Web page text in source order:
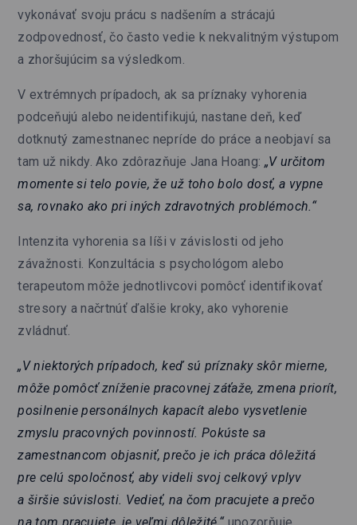
vykonávať svoju prácu s nadšením a strácajú
zodpovednosť, čo často vedie k nekvalitným výstupom
a zhoršujúcim sa výsledkom.
V extrémnych prípadoch, ak sa príznaky vyhorenia
podceňujú alebo neidentifikujú, nastane deň, keď
dotknutý zamestnanec nepríde do práce a neobjaví sa
tam už nikdy. Ako zdôrazňuje Jana Hoang: „V určitom
momente si telo povie, že už toho bolo dosť, a vypne
sa, rovnako ako pri iných zdravotných problémoch.“
Intenzita vyhorenia sa líši v závislosti od jeho
závažnosti. Konzultácia s psychológom alebo
terapeutom môže jednotlivcovi pomôcť identifikovať
stresory a načrtnúť ďalšie kroky, ako vyhorenie
zvládnuť.
„V niektorých prípadoch, keď sú príznaky skôr mierne,
môže pomôcť zníženie pracovnej záťaže, zmena priorít,
posilnenie personálnych kapacít alebo vysvetlenie
zmyslu pracovných povinností. Pokúste sa
zamestnancom objasniť, prečo je ich práca dôležitá
pre celú spoločnosť, aby videli svoj celkový vplyv
a širšie súvislosti. Vedieť, na čom pracujete a prečo